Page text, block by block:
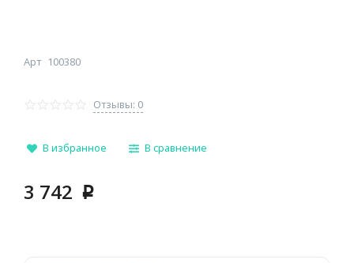
Арт 100380
Отзывы: 0
В избранное В сравнение
3 742 p